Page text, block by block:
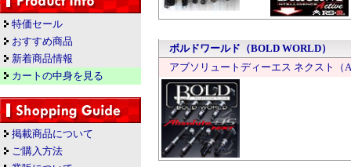
特価セール
おすすめ商品
新着商品情報
カートの中身を見る
掲載商品について
ご購入方法
ボルドワールド（BOLD WORLD）
アブソリュートディーエス ネクスト（